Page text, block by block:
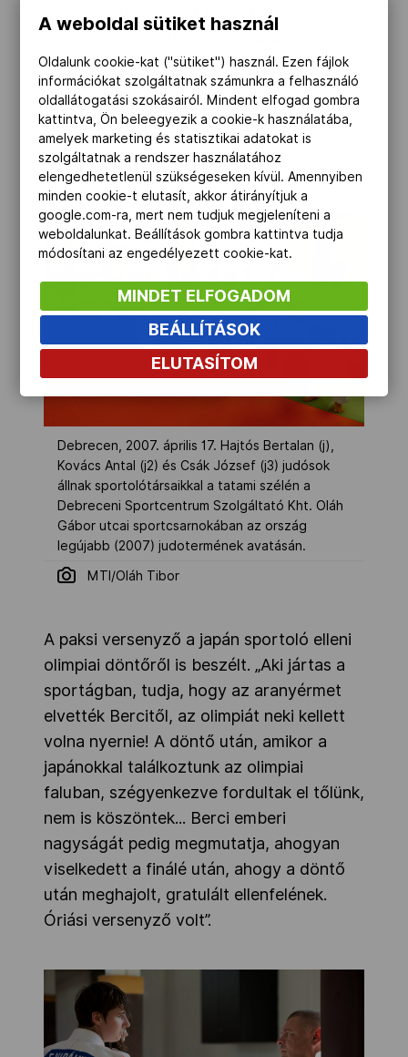
kidolgozott akciókat hajtott végre. A
nagyságát mutatja, hogy miután
nyolcvanhatban Európa-bajnok lett, rá
tizenkét évre ismét a kontinens legjobbja
tudott lenni" – mondta az olimpia.hu-nak
korábban a Barcelonában 95 kilóban
aranyéremig jutó Kovács Antal.
Debrecen, 2007. április 17. Hajtós Bertalan (j),
Kovács Antal (j2) és Csák József (j3) judósok
állnak sportolótársaikkal a tatami szélén a
Debreceni Sportcentrum Szolgáltató Kht. Oláh
Gábor utcai sportcsarnokában az ország
legújabb (2007) judotermének avatásán.
MTI/Oláh Tibor
A paksi versenyző a japán sportoló elleni
olimpiai döntőről is beszélt. „Aki jártas a
sportágban, tudja, hogy az aranyérmet
elvették Bercitől, az olimpiát neki kellett
volna nyernie! A döntő után, amikor a
japánokkal találkoztunk az olimpiai
faluban, szégyenkezve fordultak el tőlünk,
nem is köszöntek... Berci emberi
nagyságát pedig megmutatja, ahogyan
viselkedett a finálé után, ahogy a döntő
után meghajolt, gratulált ellenfelének.
Óriási versenyző volt”.
A weboldal sütiket használ
Oldalunk cookie-kat ("sütiket") használ. Ezen fájlok
információkat szolgáltatnak számunkra a felhasználó
oldallátogatási szokásairól. Mindent elfogad gombra
kattintva, Ön beleegyezik a cookie-k használatába,
amelyek marketing és statisztikai adatokat is
szolgáltatnak a rendszer használatához
elengedhetetlenül szükségeseken kívül. Amennyiben
minden cookie-t elutasít, akkor átirányítjuk a
google.com-ra, mert nem tudjuk megjeleníteni a
weboldalunkat. Beállítások gombra kattintva tudja
módosítani az engedélyezett cookie-kat.
MINDET ELFOGADOM
BEÁLLÍTÁSOK
ELUTASÍTOM